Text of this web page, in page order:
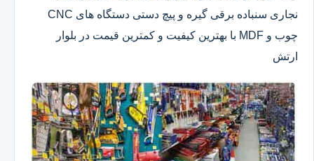
نجاری سنباده برقی گیره و پیچ دستی دستگاه های CNC
چوب و MDF با بهترین کیفیت و کمترین قیمت در بلوار
ارتش